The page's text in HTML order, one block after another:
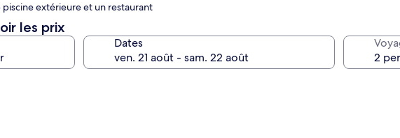
piscine extérieure et un restaurant
les prix
Dates